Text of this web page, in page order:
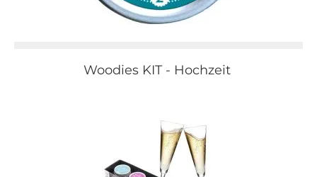
Woodies KIT - Hochzeit